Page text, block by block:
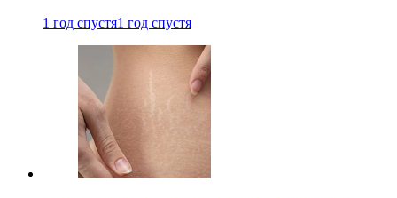
1 год спустя1 год спустя